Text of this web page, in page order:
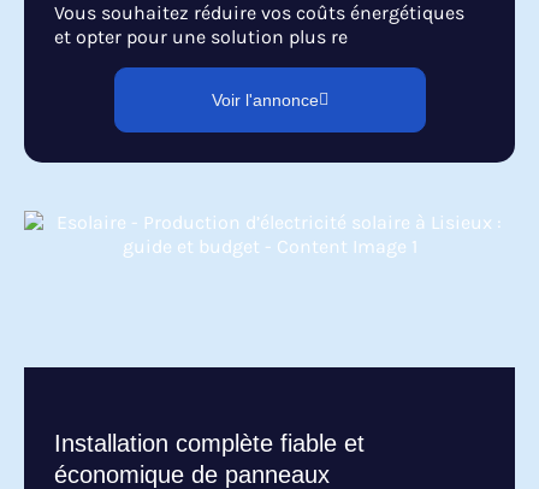
Vous souhaitez réduire vos coûts énergétiques
et opter pour une solution plus re
Voir l'annonce
Installation complète fiable et
économique de panneaux